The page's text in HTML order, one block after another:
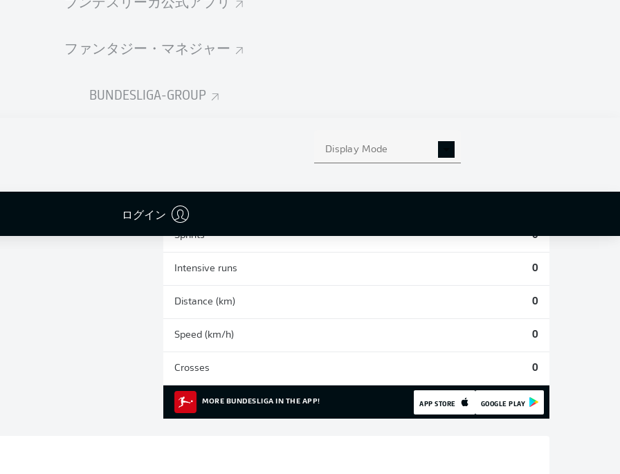
ファンタジー・マネジャー
BUNDESLIGA-GROUP
Display Mode
ログイン
統計 シーズン 2026/2027
Sprints 0
Intensive runs 0
Distance (km) 0
Speed (km/h) 0
Crosses 0
MORE BUNDESLIGA IN THE APP! APP STORE GOOGLE PLAY